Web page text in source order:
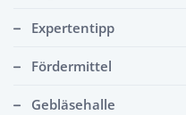
Expertentipp
Fördermittel
Gebläsehalle